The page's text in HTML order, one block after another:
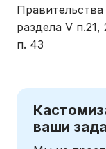
раздела V
п. 43
ваши